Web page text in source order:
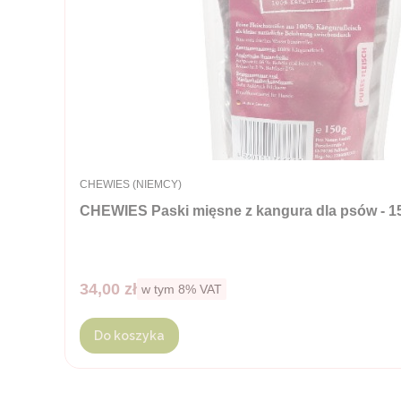
CHEWIES Paski mięsne z kangura dla psów -
PRODUCENT
CHEWIES (NIEMCY)
Cena brutto
34,00 zł w tym %s VAT
w tym 8% VAT
Do koszyka